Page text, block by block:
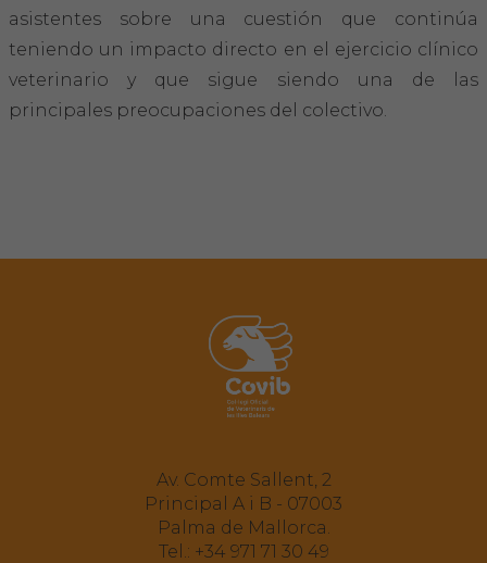
asistentes sobre una cuestión que continúa
teniendo un impacto directo en el ejercicio clínico
veterinario y que sigue siendo una de las
principales preocupaciones del colectivo.
Av. Comte Sallent, 2
Principal A i B - 07003
Palma de Mallorca.
Tel.: +34 971 71 30 49